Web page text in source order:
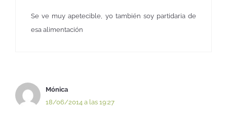
Se ve muy apetecible, yo también soy partidaria de
esa alimentación
Mónica
18/06/2014 a las 19:27